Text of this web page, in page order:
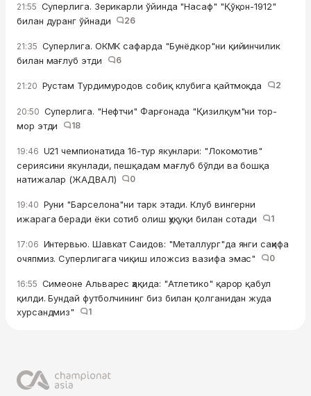
21:55 Суперлига. Зерикарли ўйинда "Насаф" "Қўқон-1912"
билан дуранг ўйнади
26
21:35 Суперлига. ОКМК сафарда "Бунёдкор"ни қийинчилик
билан мағлуб этди
6
21:20 Рустам Турдимуродов собиқ клубига қайтмоқда 2
20:50 Суперлига. "Нефтчи" Фарғонада "Қизилқум"ни тор-
мор этди
18
19:46 U21 чемпионатида 16-тур якунлари: "Локомотив"
сериясини якунлади, пешқадам мағлуб бўлди ва бошқа
натижалар (ЖАДВАЛ)
0
19:40 Руни "Барселона"ни тарк этади. Клуб вингерни
ижарага беради ёки сотиб олиш ҳуқуқи билан сотади
1
17:06 Интервью. Шавкат Саидов: "Металлург"да янги саҳифа
очяпмиз. Суперлигага чиқиш иложсиз вазифа эмас"
0
16:55 Симеоне Альварес ҳақида: "Атлетико" қарор қабул
қилди. Бундай футболчининг биз билан қолганидан жуда
хурсандмиз"
1